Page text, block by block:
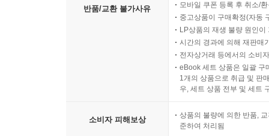
반품/교환 불가사유
모바일 쿠폰 등록 후 취소/
중고상품이 구매확정(자동
LP상품의 재생 불량 원인
시간의 경과에 의해 재판매
전자상거래 등에서의 소비
eBook 세트 상품은 일괄 구
1개의 상품으로 취급 및 판
우, 세트 상품 전부 및 세트
소비자 피해보상
상품의 불량에 의한 반품,
준하여 처리됨